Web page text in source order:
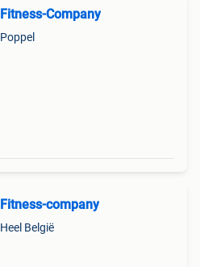
Fitness-Company
Poppel
Fitness-company
Heel België